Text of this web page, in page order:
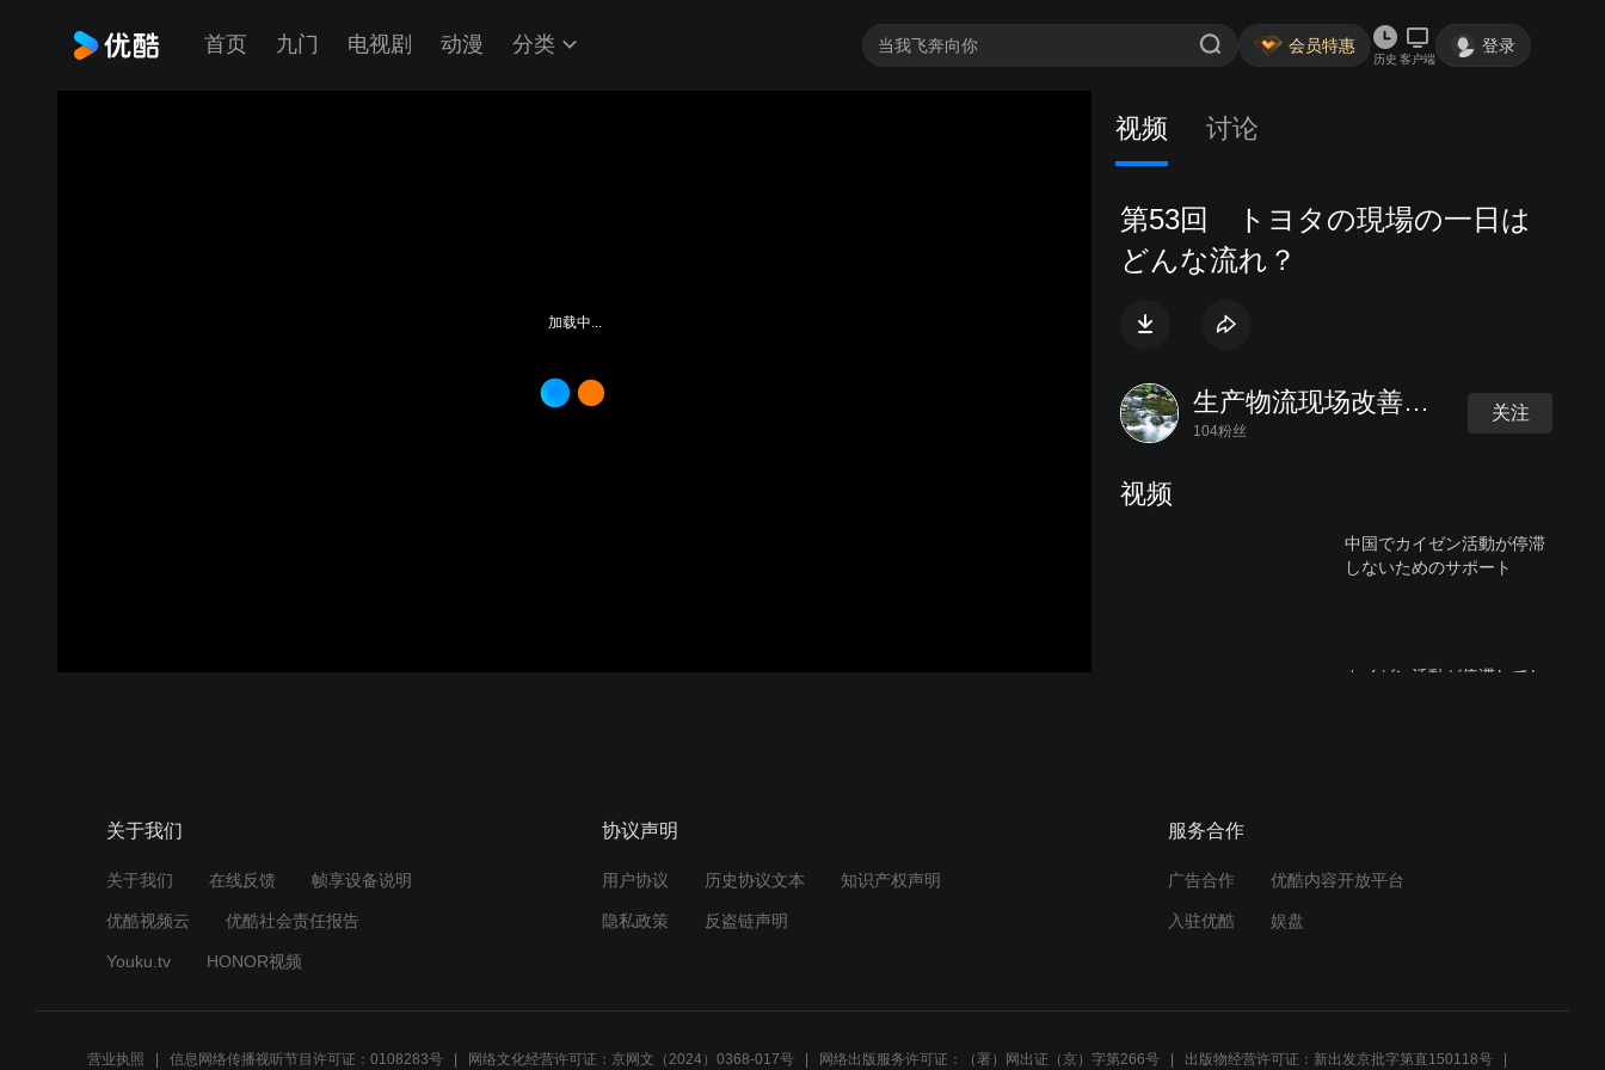
首页 九门 电视剧 动漫 分类 会员特惠
历史 客户端
登录
加载中...
视频 讨论
第53回 トヨタの現場の一日は
どんな流れ？
生产物流现场改善研究会
104粉丝
关注
视频
中国でカイゼン活動が停滞
しないためのサポート
カイゼン活動が停滞してし
关于我们
关于我们 在线反馈 帧享设备说明
优酷视频云 优酷社会责任报告
Youku.tv HONOR视频
协议声明
用户协议 历史协议文本 知识产权声明
隐私政策 反盗链声明
服务合作
广告合作 优酷内容开放平台
入驻优酷 娱盘
营业执照 信息网络传播视听节目许可证：0108283号 网络文化经营许可证：京网文（2024）0368-017号 网络出版服务许可证：（署）网出证（京）字第266号 出版物经营许可证：新出发京批字第直150118号